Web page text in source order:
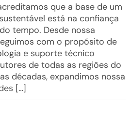
que a base de um
está na confiança
tempo. Desde nossa
com o propósito de
e suporte técnico
de todas as regiões do
décadas, expandimos nossa
[…]